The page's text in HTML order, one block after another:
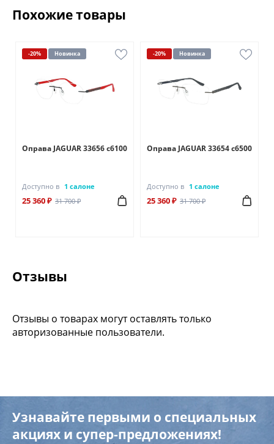
Похожие товары
-20% Новинка
Оправа JAGUAR 33656 c6100
Доступно в 1 салоне
25 360 ₽ 31 700 ₽
-20% Новинка
Оправа JAGUAR 33654 c6500
Доступно в 1 салоне
25 360 ₽ 31 700 ₽
Отзывы
Отзывы о товарах могут оставлять только
авторизованные пользователи.
Узнавайте первыми о специальных
акциях и супер-предложениях!